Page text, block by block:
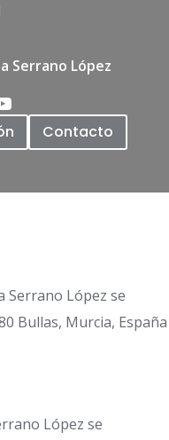
Serrano López
Contacto
Serrano López se
Bullas, Murcia, España
López se